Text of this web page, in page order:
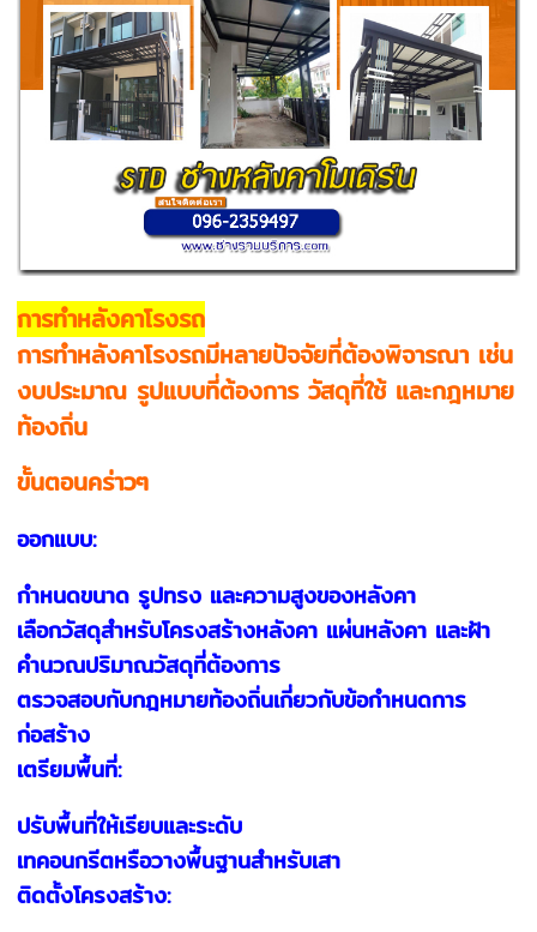
การทำหลังคาโรงรถ
การทำหลังคาโรงรถมีหลายปัจจัยที่ต้องพิจารณา เช่น
งบประมาณ รูปแบบที่ต้องการ วัสดุที่ใช้ และกฎหมาย
ท้องถิ่น
ขั้นตอนคร่าวๆ
ออกแบบ:
กำหนดขนาด รูปทรง และความสูงของหลังคา
เลือกวัสดุสำหรับโครงสร้างหลังคา แผ่นหลังคา และฝ้า
คำนวณปริมาณวัสดุที่ต้องการ
ตรวจสอบกับกฎหมายท้องถิ่นเกี่ยวกับข้อกำหนดการ
ก่อสร้าง
เตรียมพื้นที่:
ปรับพื้นที่ให้เรียบและระดับ
เทคอนกรีตหรือวางพื้นฐานสำหรับเสา
ติดตั้งโครงสร้าง: